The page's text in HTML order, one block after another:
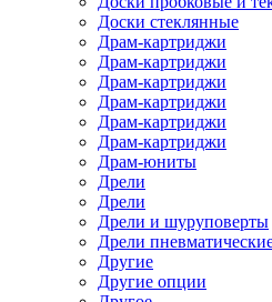
Доски стеклянные
Драм-картриджи
Драм-картриджи
Драм-картриджи
Драм-картриджи
Драм-картриджи
Драм-картриджи
Драм-юниты
Дрели
Дрели
Дрели и шуруповерты
Дрели
Другие
Другие опции